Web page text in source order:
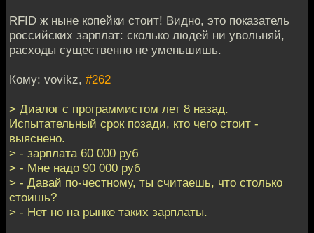
RFID ж ныне копейки стоит! Видно, это показатель
российских зарплат: сколько людей ни увольняй,
расходы существенно не уменьшишь.
Кому: vovikz, #262
> Диалог с программистом лет 8 назад.
Испытательный срок позади, кто чего стоит -
выяснено.
> - зарплата 60 000 руб
> - Мне надо 90 000 руб
> - Давай по-честному, ты считаешь, что столько
стоишь?
> - Нет но на рынке таких зарплаты.